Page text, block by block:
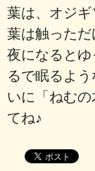
葉は、オジ
葉は触っただ
夜になるとゆ
るで眠るよ
いに「ねむ
てね♪